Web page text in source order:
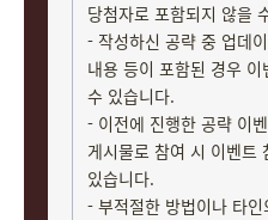
당첨자로 포함되지 않을
- 작성하신 공략 중 업데
내용 등이 포함된 경우
수 있습니다.
- 이전에 진행한 공략 이
게시물로 참여 시 이벤트
있습니다.
- 부적절한 방법이나 타